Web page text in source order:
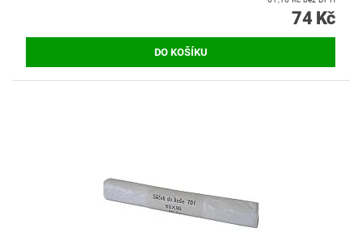
74 Kč